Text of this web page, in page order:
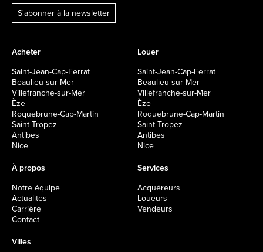
S'abonner à la newsletter
Acheter
Saint-Jean-Cap-Ferrat
Beaulieu-sur-Mer
Villefranche-sur-Mer
Èze
Roquebrune-Cap-Martin
Saint-Tropez
Antibes
Nice
Louer
Saint-Jean-Cap-Ferrat
Beaulieu-sur-Mer
Villefranche-sur-Mer
Èze
Roquebrune-Cap-Martin
Saint-Tropez
Antibes
Nice
À propos
Notre équipe
Actualites
Carrière
Contact
Services
Acquéreurs
Loueurs
Vendeurs
Villes